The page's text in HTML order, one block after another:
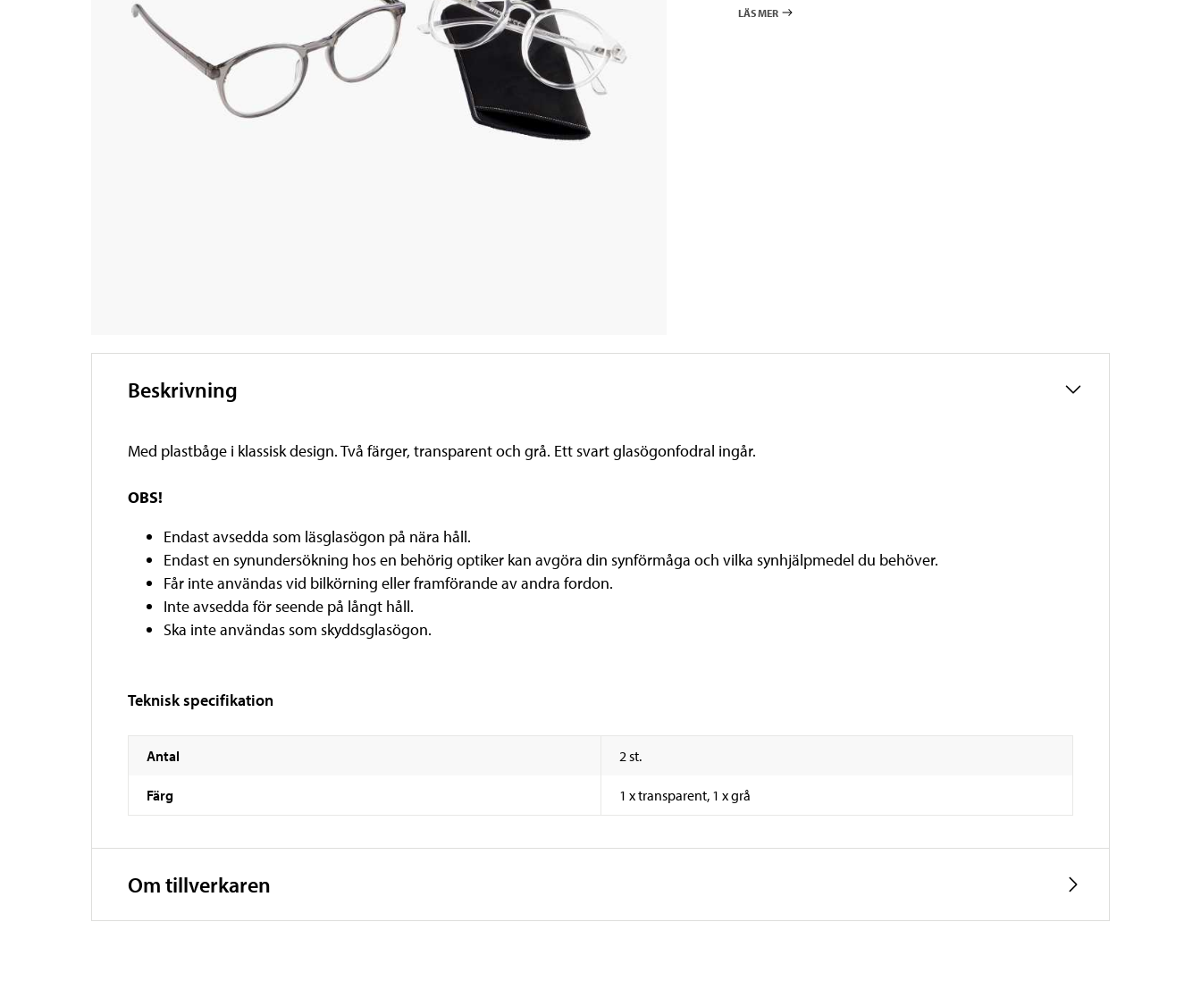
LÄS MER
Beskrivning
Med plastbåge i klassisk design. Två färger, transparent och grå. Ett svart glasögonfodral ingår.
OBS!
Endast avsedda som läsglasögon på nära håll.
Endast en synundersökning hos en behörig optiker kan avgöra din synförmåga och vilka synhjälpmedel du behöver.
Får inte användas vid bilkörning eller framförande av andra fordon.
Inte avsedda för seende på långt håll.
Ska inte användas som skyddsglasögon.
Teknisk specifikation
Antal 2 st.
Färg 1 x transparent, 1 x grå
Om tillverkaren